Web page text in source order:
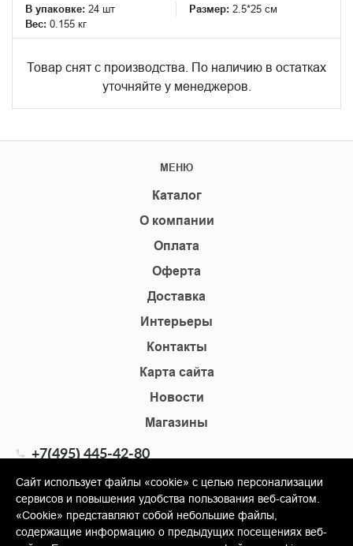
В упаковке: 24 шт Размер: 2.5*25 см
Вес: 0.155 кг
Товар снят с производства. По наличию в остатках
уточняйте у менеджеров.
МЕНЮ
Каталог
О компании
Оплата
Оферта
Доставка
Интерьеры
Контакты
Карта сайта
Новости
Магазины
+7(495) 445-42-80
info@shopkm.ru
© Copyright 2013-2026 KERAMA MARAZZI, ООО «Гамма
Сайт использует файлы «cookie» с целью персонализации
сервисов и повышения удобства пользования веб-сайтом.
«Cookie» представляют собой небольшие файлы,
содержащие информацию о предыдущих посещениях веб-